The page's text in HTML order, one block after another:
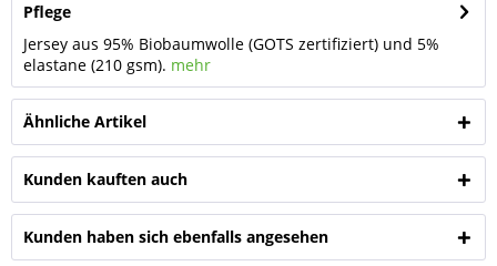
Pflege
Jersey aus 95% Biobaumwolle (GOTS zertifiziert) und 5%
elastane (210 gsm). mehr
Ähnliche Artikel
Kunden kauften auch
Kunden haben sich ebenfalls angesehen